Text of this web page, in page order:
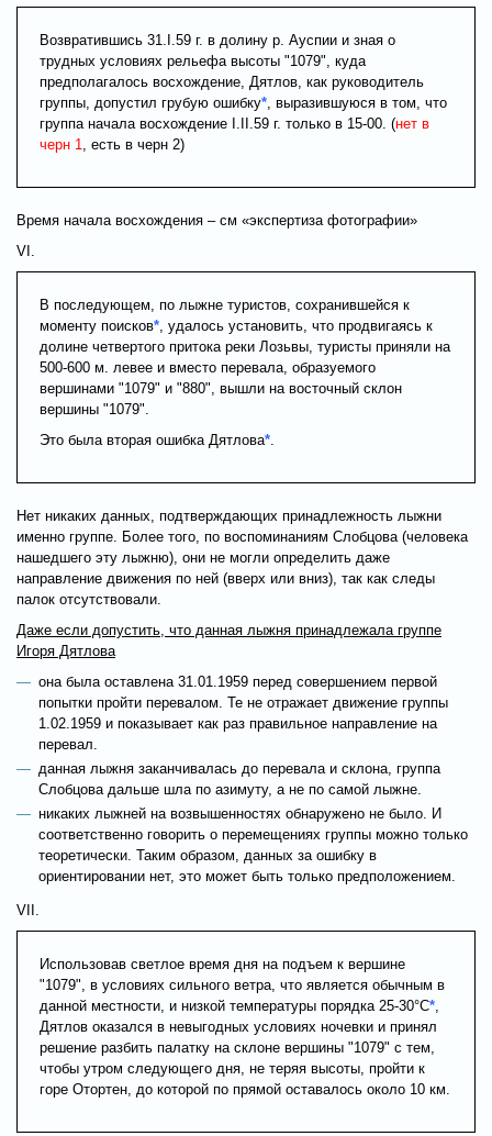
Возвратившись 31.I.59 г. в долину р. Ауспии и зная о
трудных условиях рельефа высоты "1079", куда
предполагалось восхождение, Дятлов, как руководитель
группы, допустил грубую ошибку* , выразившуюся в том, что
группа начала восхождение I.II.59 г. только в 15-00. (нет в
черн 1
, есть в черн 2)
Время начала восхождения – см «экспертиза фотографии»
VI.
В последующем, по лыжне туристов, сохранившейся к
моменту поисков* , удалось установить, что продвигаясь к
долине четвертого притока реки Лозьвы, туристы приняли на
500-600 м. левее и вместо перевала, образуемого
вершинами "1079" и "880", вышли на восточный склон
вершины "1079".
Это была вторая ошибка Дятлова*
Нет никаких данных, подтверждающих принадлежность лыжни
именно группе. Более того, по воспоминаниям Слобцова (человека
нашедшего эту лыжню), они не могли определить даже
направление движения по ней (вверх или вниз), так как следы
палок отсутствовали.
Даже если допустить, что данная лыжня принадлежала группе
Игоря Дятлова
она была оставлена 31.01.1959 перед совершением первой
попытки пройти перевалом. Те не отражает движение группы
1.02.1959 и показывает как раз правильное направление на
перевал.
данная лыжня заканчивалась до перевала и склона, группа
Слобцова дальше шла по азимуту, а не по самой лыжне.
никаких лыжней на возвышенностях обнаружено не было. И
соответственно говорить о перемещениях группы можно только
теоретически. Таким образом, данных за ошибку в
ориентировании нет, это может быть только предположением.
VII.
Использовав светлое время дня на подъем к вершине
"1079", в условиях сильного ветра, что является обычным в
данной местности, и низкой температуры порядка 25-30°С*
Дятлов оказался в невыгодных условиях ночевки и принял
решение разбить палатку на склоне вершины "1079" с тем,
чтобы утром следующего дня, не теряя высоты, пройти к
горе Отортен, до которой по прямой оставалось около 10 км.